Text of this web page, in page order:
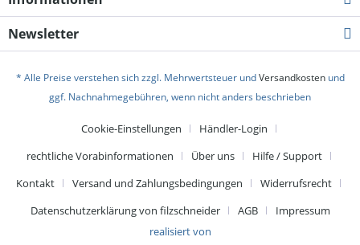
Newsletter
* Alle Preise verstehen sich zzgl. Mehrwertsteuer undVersandkostenund
ggf. Nachnahmegebühren, wenn nicht anders beschrieben
Cookie-Einstellungen
Händler-Login
rechtliche Vorabinformationen
Über uns
Hilfe / Support
Kontakt
Versand und Zahlungsbedingungen
Widerrufsrecht
Datenschutzerklärung von filzschneider
AGB
Impressum
realisiert von